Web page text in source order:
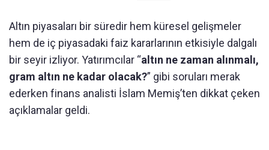
Altın piyasaları bir süredir hem küresel gelişmeler
hem de iç piyasadaki faiz kararlarının etkisiyle dalgalı
bir seyir izliyor. Yatırımcılar “altın ne zaman alınmalı,
gram altın ne kadar olacak?” gibi soruları merak
ederken finans analisti İslam Memiş’ten dikkat çeken
açıklamalar geldi.